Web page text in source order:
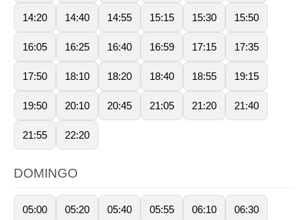
14:20 14:40 14:55 15:15 15:30 15:50
16:05 16:25 16:40 16:59 17:15 17:35
17:50 18:10 18:20 18:40 18:55 19:15
19:50 20:10 20:45 21:05 21:20 21:40
21:55 22:20
DOMINGO
05:00 05:20 05:40 05:55 06:10 06:30